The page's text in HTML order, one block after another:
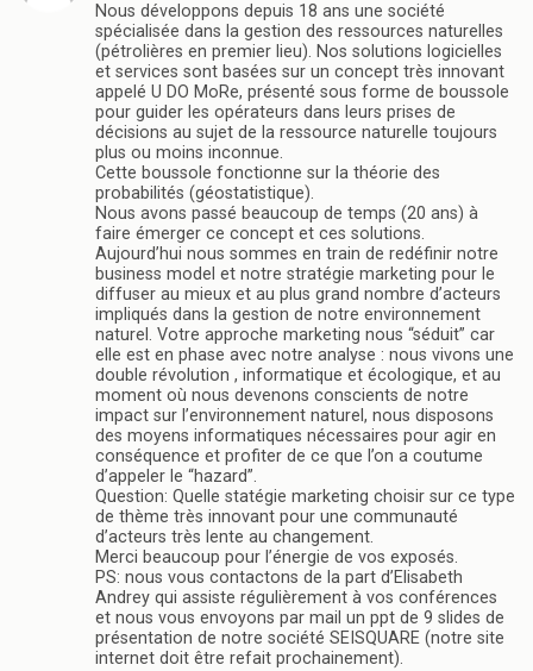
Nous développons depuis 18 ans une société
spécialisée dans la gestion des ressources naturelles
(pétrolières en premier lieu). Nos solutions logicielles
et services sont basées sur un concept très innovant
appelé U DO MoRe, présenté sous forme de boussole
pour guider les opérateurs dans leurs prises de
décisions au sujet de la ressource naturelle toujours
plus ou moins inconnue.
Cette boussole fonctionne sur la théorie des
probabilités (géostatistique).
Nous avons passé beaucoup de temps (20 ans) à
faire émerger ce concept et ces solutions.
Aujourd’hui nous sommes en train de redéfinir notre
business model et notre stratégie marketing pour le
diffuser au mieux et au plus grand nombre d’acteurs
impliqués dans la gestion de notre environnement
naturel. Votre approche marketing nous “séduit” car
elle est en phase avec notre analyse : nous vivons une
double révolution , informatique et écologique, et au
moment où nous devenons conscients de notre
impact sur l’environnement naturel, nous disposons
des moyens informatiques nécessaires pour agir en
conséquence et profiter de ce que l’on a coutume
d’appeler le “hazard”.
Question: Quelle statégie marketing choisir sur ce type
de thème très innovant pour une communauté
d’acteurs très lente au changement.
Merci beaucoup pour l’énergie de vos exposés.
PS: nous vous contactons de la part d’Elisabeth
Andrey qui assiste régulièrement à vos conférences
et nous vous envoyons par mail un ppt de 9 slides de
présentation de notre société SEISQUARE (notre site
internet doit être refait prochainement).